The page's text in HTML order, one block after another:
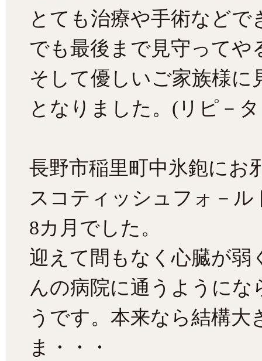
とても治療や手術など
でも最後まで見守ってや
そして優しいご家族様に
となりました。(リピ－
長野市稲里町中氷鉋にお
スコティッシュフォ－
8カ月でした。
迎えて間もなく心臓が弱
んの病院に通うようにな
うです。本来なら結構
ま・・・